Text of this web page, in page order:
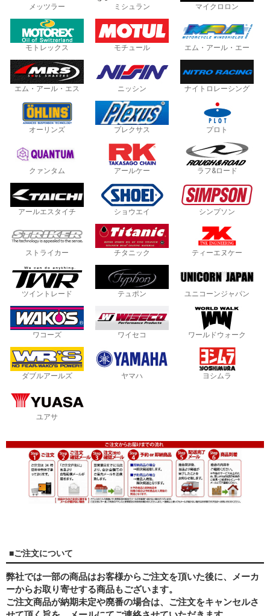
メッツラー ミシュラン マイクロロン
モトレックス モチュール エム・アール・エー
エム・アール・エス ニッシン ナイトロレーシング
オーリンズ プレクサス プロト
クァンタム アールケー ラフ&ロード
アールエスタイチ ショウエイ シンプソン
ストライカー チタニック ティーエヌケー
ツイントレード テュポン ユニコーンジャパン
ワコーズ ワイセコ ワールドウォーク
ダブルアールズ ヤマハ ヨシムラ
ユアサ
■ご注文について
弊社では一部の商品はお客様からご注文を頂いた後に、メーカ
ーからお取り寄せする商品もございます。
ご注文商品が納期未定や廃番の場合は、ご注文をキャンセルさ